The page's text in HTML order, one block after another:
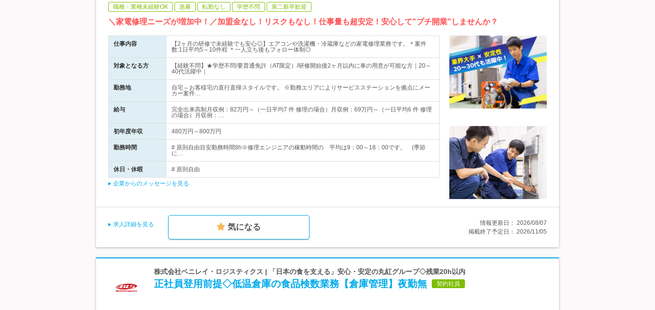
職種・業種未経験OK 急募 転勤なし 学歴不問 第二新卒歓迎
＼家電修理ニーズが増加中！／加盟金なし！リスクもなし！仕事量も超安定！安心して"プチ開業"しませんか？
仕事内容
【2ヶ月の研修で未経験でも安心◎】エアコンや洗濯機・冷蔵庫などの家電修理業務です。＊案件
数:1日平均5～10件程 ＊一人立ち後もフォロー体制◎
対象となる方
【経験不問】★学歴不問/要普通免許（AT限定）/研修開始後2ヶ月以内に車の用意が可能な方｜20～
40代活躍中｜
勤務地
自宅⇔お客様宅の直行直帰スタイルです。 ※勤務エリアによりサービスステーションを拠点にメー
カー案件…
給与
完全出来高制月収例：82万円～（一日平均7 件 修理の場合）月収例：69万円～（一日平均6 件 修理
の場合）月収例：…
初年度年収 480万円～800万円
勤務時間
# 原則自由目安勤務時間8h※修理エンジニアの稼動時間の 平均は9：00～18：00です。 (季節
に…
休日・休暇 # 原則自由
企業からのメッセージを見る
求人詳細を見る 気になる 情報更新日： 2026/08/07
掲載終了予定日： 2026/11/05
株式会社ベニレイ・ロジスティクス | 「日本の食を支える」安心・安定の丸紅グループ◇残業20h以内
正社員登用前提◇低温倉庫の食品検数業務【倉庫管理】夜勤無 契約社員